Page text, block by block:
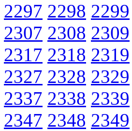
2297 2298 2299
2307 2308 2309
2317 2318 2319
2327 2328 2329
2337 2338 2339
2347 2348 2349